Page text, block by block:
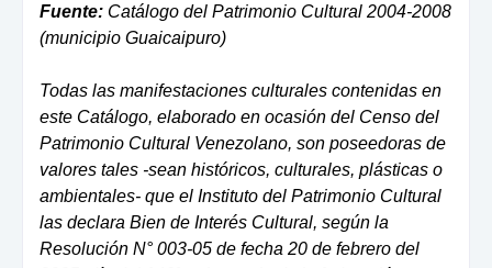
Fuente: Catálogo del Patrimonio Cultural 2004-2008
(municipio Guaicaipuro)
Todas las manifestaciones culturales contenidas en
este Catálogo, elaborado en ocasión del Censo del
Patrimonio Cultural Venezolano, son poseedoras de
valores tales -sean históricos, culturales, plásticas o
ambientales- que el Instituto del Patrimonio Cultural
las declara Bien de Interés Cultural, según la
Resolución N° 003-05 de fecha 20 de febrero del